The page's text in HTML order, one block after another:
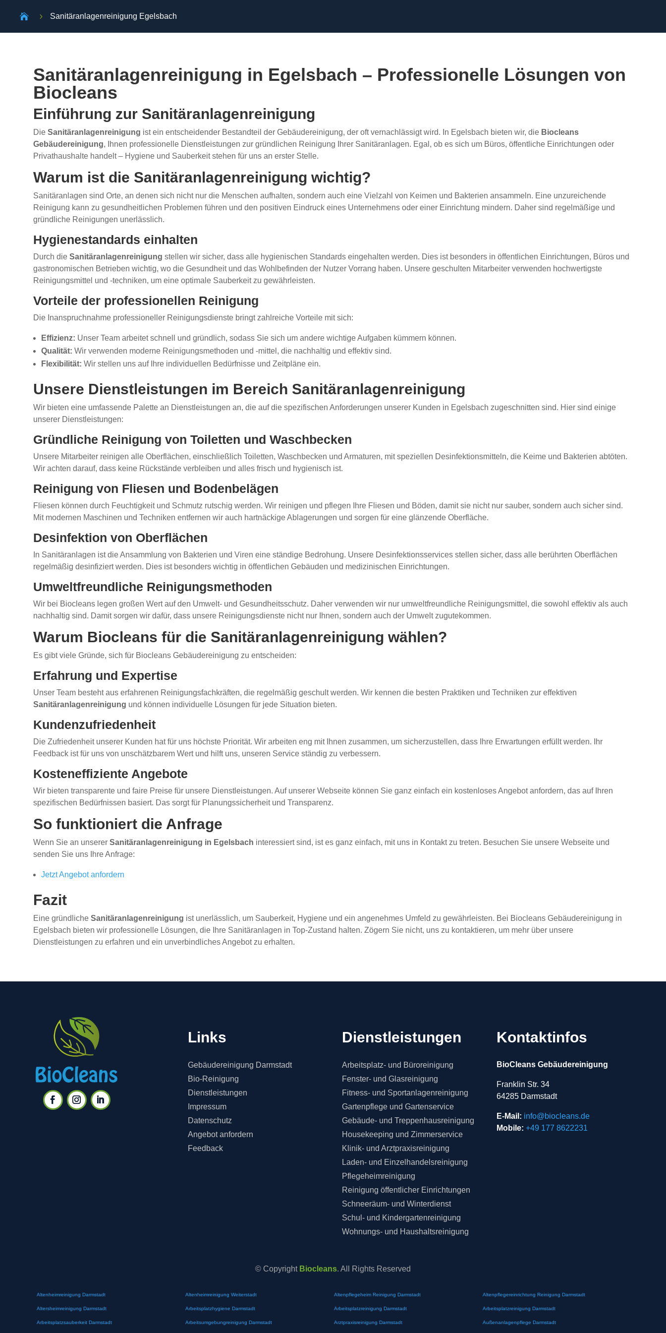
 5 Sanitäranlagenreinigung Egelsbach
Sanitäranlagenreinigung in Egelsbach – Professionelle Lösungen von
Biocleans
Einführung zur Sanitäranlagenreinigung
DieSanitäranlagenreinigung ist ein entscheidender Bestandteil der Gebäudereinigung, der oft vernachlässigt wird. In Egelsbach bieten wir, die Biocleans
Gebäudereinigung, Ihnen professionelle Dienstleistungen zur gründlichen Reinigung Ihrer Sanitäranlagen. Egal, ob es sich um Büros, öffentliche Einrichtungen oder
Privathaushalte handelt – Hygiene und Sauberkeit stehen für uns an erster Stelle.
Warum ist die Sanitäranlagenreinigung wichtig?
Sanitäranlagen sind Orte, an denen sich nicht nur die Menschen aufhalten, sondern auch eine Vielzahl von Keimen und Bakterien ansammeln. Eine unzureichende
Reinigung kann zu gesundheitlichen Problemen führen und den positiven Eindruck eines Unternehmens oder einer Einrichtung mindern. Daher sind regelmäßige und
gründliche Reinigungen unerlässlich.
Hygienestandards einhalten
Durch dieSanitäranlagenreinigung stellen wir sicher, dass alle hygienischen Standards eingehalten werden. Dies ist besonders in öffentlichen Einrichtungen, Büros und
gastronomischen Betrieben wichtig, wo die Gesundheit und das Wohlbefinden der Nutzer Vorrang haben. Unsere geschulten Mitarbeiter verwenden hochwertigste
Reinigungsmittel und -techniken, um eine optimale Sauberkeit zu gewährleisten.
Vorteile der professionellen Reinigung
Die Inanspruchnahme professioneller Reinigungsdienste bringt zahlreiche Vorteile mit sich:
Effizienz: Unser Team arbeitet schnell und gründlich, sodass Sie sich um andere wichtige Aufgaben kümmern können.
Qualität: Wir verwenden moderne Reinigungsmethoden und -mittel, die nachhaltig und effektiv sind.
Flexibilität: Wir stellen uns auf Ihre individuellen Bedürfnisse und Zeitpläne ein.
Unsere Dienstleistungen im Bereich Sanitäranlagenreinigung
Wir bieten eine umfassende Palette an Dienstleistungen an, die auf die spezifischen Anforderungen unserer Kunden in Egelsbach zugeschnitten sind. Hier sind einige
unserer Dienstleistungen:
Gründliche Reinigung von Toiletten und Waschbecken
Unsere Mitarbeiter reinigen alle Oberflächen, einschließlich Toiletten, Waschbecken und Armaturen, mit speziellen Desinfektionsmitteln, die Keime und Bakterien abtöten.
Wir achten darauf, dass keine Rückstände verbleiben und alles frisch und hygienisch ist.
Reinigung von Fliesen und Bodenbelägen
Fliesen können durch Feuchtigkeit und Schmutz rutschig werden. Wir reinigen und pflegen Ihre Fliesen und Böden, damit sie nicht nur sauber, sondern auch sicher sind.
Mit modernen Maschinen und Techniken entfernen wir auch hartnäckige Ablagerungen und sorgen für eine glänzende Oberfläche.
Desinfektion von Oberflächen
In Sanitäranlagen ist die Ansammlung von Bakterien und Viren eine ständige Bedrohung. Unsere Desinfektionsservices stellen sicher, dass alle berührten Oberflächen
regelmäßig desinfiziert werden. Dies ist besonders wichtig in öffentlichen Gebäuden und medizinischen Einrichtungen.
Umweltfreundliche Reinigungsmethoden
Wir bei Biocleans legen großen Wert auf den Umwelt- und Gesundheitsschutz. Daher verwenden wir nur umweltfreundliche Reinigungsmittel, die sowohl effektiv als auch
nachhaltig sind. Damit sorgen wir dafür, dass unsere Reinigungsdienste nicht nur Ihnen, sondern auch der Umwelt zugutekommen.
Warum Biocleans für die Sanitäranlagenreinigung wählen?
Es gibt viele Gründe, sich für Biocleans Gebäudereinigung zu entscheiden:
Erfahrung und Expertise
Unser Team besteht aus erfahrenen Reinigungsfachkräften, die regelmäßig geschult werden. Wir kennen die besten Praktiken und Techniken zur effektiven
Sanitäranlagenreinigung und können individuelle Lösungen für jede Situation bieten.
Kundenzufriedenheit
Die Zufriedenheit unserer Kunden hat für uns höchste Priorität. Wir arbeiten eng mit Ihnen zusammen, um sicherzustellen, dass Ihre Erwartungen erfüllt werden. Ihr
Feedback ist für uns von unschätzbarem Wert und hilft uns, unseren Service ständig zu verbessern.
Kosteneffiziente Angebote
Wir bieten transparente und faire Preise für unsere Dienstleistungen. Auf unserer Webseite können Sie ganz einfach ein kostenloses Angebot anfordern, das auf Ihren
spezifischen Bedürfnissen basiert. Das sorgt für Planungssicherheit und Transparenz.
So funktioniert die Anfrage
Wenn Sie an unsererSanitäranlagenreinigung in Egelsbach interessiert sind, ist es ganz einfach, mit uns in Kontakt zu treten. Besuchen Sie unsere Webseite und
senden Sie uns Ihre Anfrage:
Jetzt Angebot anfordern
Fazit
Eine gründlicheSanitäranlagenreinigung ist unerlässlich, um Sauberkeit, Hygiene und ein angenehmes Umfeld zu gewährleisten. Bei Biocleans Gebäudereinigung in
Egelsbach bieten wir professionelle Lösungen, die Ihre Sanitäranlagen in Top-Zustand halten. Zögern Sie nicht, uns zu kontaktieren, um mehr über unsere
Dienstleistungen zu erfahren und ein unverbindliches Angebot zu erhalten.
Links
Gebäudereinigung Darmstadt
Bio-Reinigung
Dienstleistungen
Impressum
Datenschutz
Angebot anfordern
Feedback
Dienstleistungen
Arbeitsplatz- und Büroreinigung
Fenster- und Glasreinigung
Fitness- und Sportanlagenreinigung
Gartenpflege und Gartenservice
Gebäude- und Treppenhausreinigung
Housekeeping und Zimmerservice
Klinik- und Arztpraxisreinigung
Laden- und Einzelhandelsreinigung
Pflegeheimreinigung
Reinigung öffentlicher Einrichtungen
Schneeräum- und Winterdienst
Schul- und Kindergartenreinigung
Wohnungs- und Haushaltsreinigung
Kontaktinfos
BioCleans Gebäudereinigung
Franklin Str. 34
64285 Darmstadt
E-Mail: info@biocleans.de
Mobile: +49 177 8622231
© Copyright Biocleans. All Rights Reserved
Altenheimreinigung Darmstadt Altenheimreinigung Weiterstadt Altenpflegeheim Reinigung Darmstadt Altenpflegereinrichtung Reinigung Darmstadt
Altersheimreinigung Darmstadt Arbeitsplatzhygiene Darmstadt Arbeitsplatzreinigung Darmstadt Arbeitsplatzreinigung Darmstadt
Arbeitsplatzsauberkeit Darmstadt Arbeitsumgebungreinigung Darmstadt Arztpraxisreinigung Darmstadt Außenanlagenpflege Darmstadt